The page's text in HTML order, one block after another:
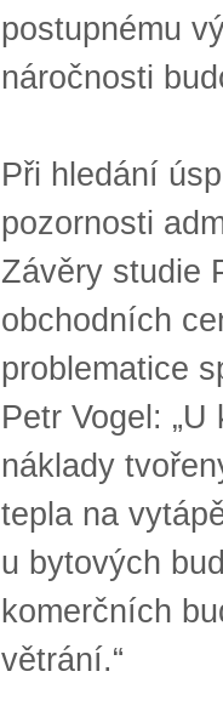
postupnému
náročnosti
Při hledání
pozornosti
Závěry studie
obchodních
problematice
Petr Vogel:
náklady
tepla na
u bytových
komerčních
větrání.“